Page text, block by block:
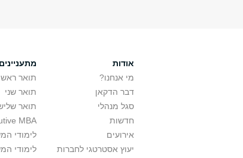
אודות
מי אנחנו?
דבר הדקאן
סגל מנהלי
חדשות
אירועים
יעוץ אסטרטגי לחברות
מתעניינים
תואר
תואר שני
תואר
MBA
לימודי
לימודי